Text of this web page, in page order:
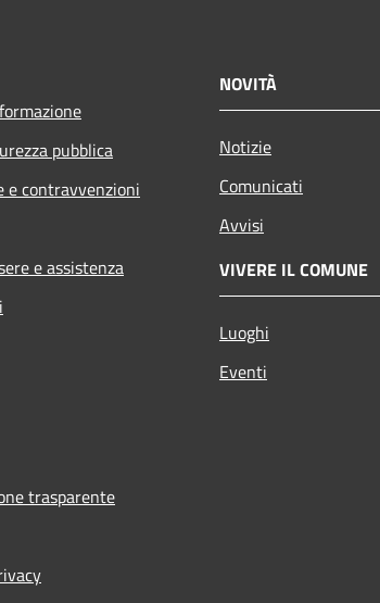
pubblica
e contravvenzioni
e assistenza
NOVITÀ
Notizie
Comunicati
Avvisi
VIVERE IL COMUNE
Luoghi
Eventi
trasparente